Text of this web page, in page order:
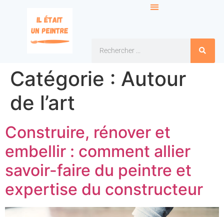
Catégorie : Autour
de l’art
Construire, rénover et
embellir : comment allier
savoir-faire du peintre et
expertise du constructeur